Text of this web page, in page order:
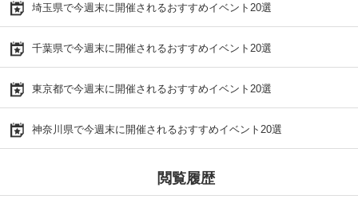
埼玉県で今週末に開催されるおすすめイベント20選
千葉県で今週末に開催されるおすすめイベント20選
東京都で今週末に開催されるおすすめイベント20選
神奈川県で今週末に開催されるおすすめイベント20選
閲覧履歴